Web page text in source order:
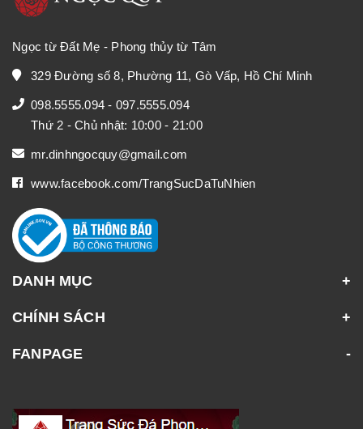
Ngọc từ Đất Mẹ - Phong thủy từ Tâm
329 Đường số 8, Phường 11, Gò Vấp, Hồ Chí Minh
098.5555.094 - 097.5555.094
Thứ 2 - Chủ nhật: 10:00 - 21:00
mr.dinhngocquy@gmail.com
www.facebook.com/TrangSucDaTuNhien
DANH MỤC
CHÍNH SÁCH
FANPAGE